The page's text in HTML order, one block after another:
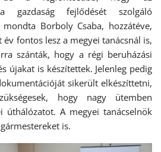
gazdaság fejlődését szolgáló
Borboly Csaba, hozzátéve,
fontos lesz a megyei tanácsnál is,
szánták, hogy a régi beruházási
újakat is készítettek. Jelenleg pedig
sikerült elkészíttetni,
hogy nagy ütemben
úthálózatot. A megyei tanácselnök
is.